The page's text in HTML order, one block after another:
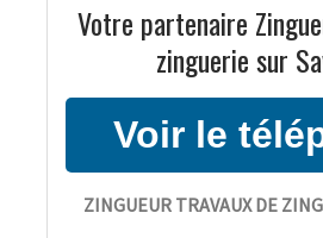
Votre partenaire
zinguerie sur
ZINGUEUR TRAVAUX DE